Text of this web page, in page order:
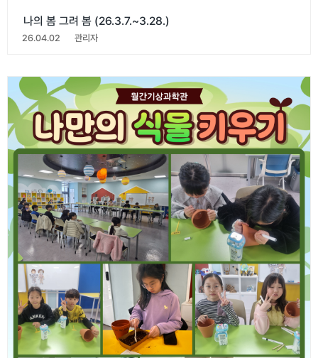
나의 봄 그려 봄 (26.3.7.~3.28.)
26.04.02 관리자